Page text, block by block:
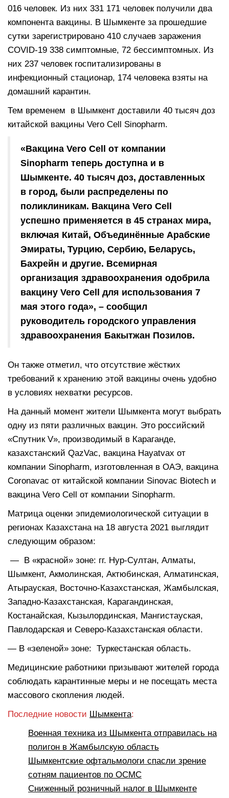
016 человек. Из них 331 171 человек получили два
компонента вакцины. В Шымкенте за прошедшие
сутки зарегистрировано 410 случаев заражения
COVID-19 338 симптомные, 72 бессимптомных. Из
них 237 человек госпитализированы в
инфекционный стационар, 174 человека взяты на
домашний карантин.
Тем временем в Шымкент доставили 40 тысяч доз
китайской вакцины Vero Cell Sinopharm.
«Вакцина Vero Cell от компании
Sinopharm теперь доступна и в
Шымкенте. 40 тысяч доз, доставленных
в город, были распределены по
поликлиникам. Вакцина Vero Cell
успешно применяется в 45 странах мира,
включая Китай, Объединённые Арабские
Эмираты, Турцию, Сербию, Беларусь,
Бахрейн и другие. Всемирная
организация здравоохранения одобрила
вакцину Vero Cell для использования 7
мая этого года», – сообщил
руководитель городского управления
здравоохранения Бакытжан Позилов.
Он также отметил, что отсутствие жёстких
требований к хранению этой вакцины очень удобно
в условиях нехватки ресурсов.
На данный момент жители Шымкента могут выбрать
одну из пяти различных вакцин. Это российский
«Спутник V», производимый в Караганде,
казахстанский QazVac, вакцина Hayatvax от
компании Sinopharm, изготовленная в ОАЭ, вакцина
Coronavac от китайской компании Sinovac Biotech и
вакцина Vero Cell от компании Sinopharm.
Матрица оценки эпидемиологической ситуации в
регионах Казахстана на 18 августа 2021 выглядит
следующим образом:
— В «красной» зоне: гг. Нур-Султан, Алматы,
Шымкент, Акмолинская, Актюбинская, Алматинская,
Атырауская, Восточно-Казахстанская, Жамбылская,
Западно-Казахстанская, Карагандинская,
Костанайская, Кызылординская, Мангистауская,
Павлодарская и Северо-Казахстанская области.
— В «зеленой» зоне: Туркестанская область.
Медицинские работники призывают жителей города
соблюдать карантинные меры и не посещать места
массового скопления людей.
Последние новости Шымкента:
Военная техника из Шымкента отправилась на
полигон в Жамбылскую область
Шымкентские офтальмологи спасли зрение
сотням пациентов по ОСМС
Сниженный розничный налог в Шымкенте